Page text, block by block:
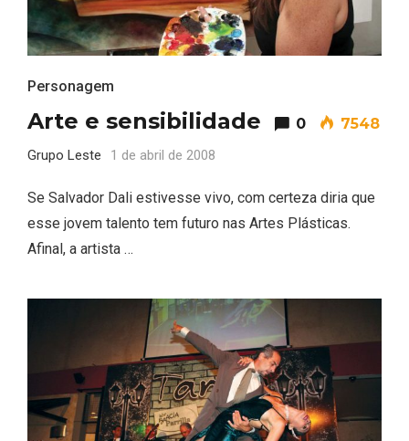
Personagem
Arte e sensibilidade 0 7548
Grupo Leste 1 de abril de 2008
Se Salvador Dali estivesse vivo, com certeza diria que
esse jovem talento tem futuro nas Artes Plásticas.
Afinal, a artista …